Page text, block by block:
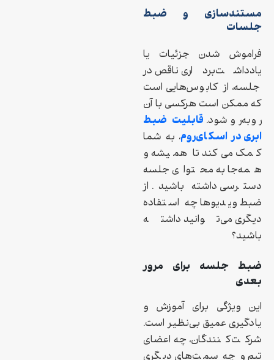
مستندسازی و ضبط
جلسات
فراموش شدن جزئیات یا
یادداشت‌برداری ناقص در
جلسه، از کابوس‌هایی است
که ممکن است هرکسی با آن
روبه‌رو شود. قابلیت ضبط
ابری در اسکای‌روم، به شما
کمک می‌کند تا همیشه و
همه‌جا به محتوای جلسه
دسترسی داشته باشید. از
ضبط ویدیوها چه استفاده‌
دیگری می‌توانید داشته
باشید؟
ضبط جلسه برای مرور
بعدی
این ویژگی برای آموزش و
یادگیری عمیق بی‌نظیر است.
شرکت‌کنندگان، چه اعضای